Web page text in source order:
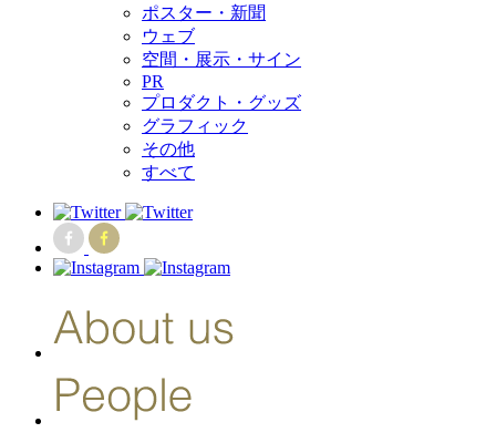
ポスター・新聞
ウェブ
空間・展示・サイン
PR
プロダクト・グッズ
グラフィック
その他
すべて